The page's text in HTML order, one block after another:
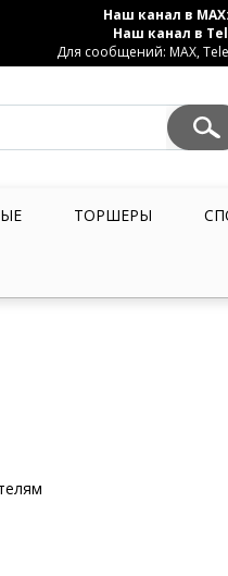
Наш канал в MAX:
Наш канал в
Для сообщений: MAX,
ТОРШЕРЫ